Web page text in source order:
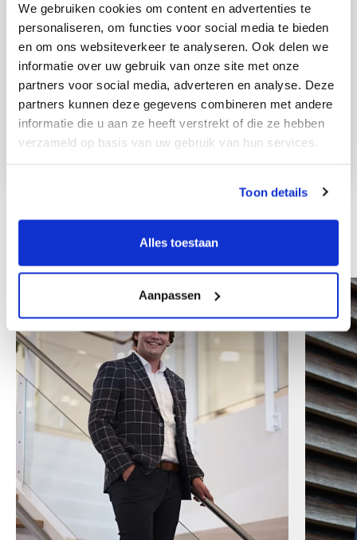
We gebruiken cookies om content en advertenties te
personaliseren, om functies voor social media te bieden
en om ons websiteverkeer te analyseren. Ook delen we
informatie over uw gebruik van onze site met onze
partners voor social media, adverteren en analyse. Deze
partners kunnen deze gegevens combineren met andere
informatie die u aan ze heeft verstrekt of die ze hebben
verzameld op basis van uw gebruik van hun services.
Toon details
Alles toestaan
Aanpassen
Other colleagues